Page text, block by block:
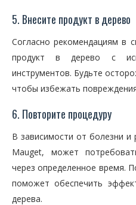
5. Внесите продукт в дерево
Согласно рекомендациям в
продукт в дерево с
инструментов. Будьте
чтобы избежать
6. Повторите процедуру
В зависимости от болезни и
Mauget, может
через определенное время.
поможет обеспечить
дерева.